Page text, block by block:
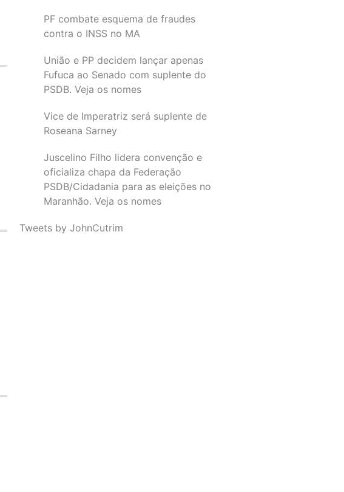
PF combate esquema de fraudes
contra o INSS no MA
União e PP decidem lançar apenas
Fufuca ao Senado com suplente do
PSDB. Veja os nomes
Vice de Imperatriz será suplente de
Roseana Sarney
Juscelino Filho lidera convenção e
oficializa chapa da Federação
PSDB/Cidadania para as eleições no
Maranhão. Veja os nomes
Tweets by JohnCutrim